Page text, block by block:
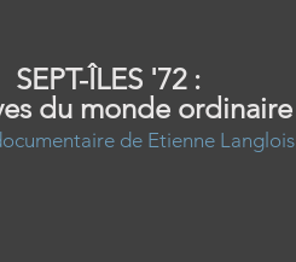
SEPT-ÎLES '72 :
du monde ordinaire
de Etienne Langlois